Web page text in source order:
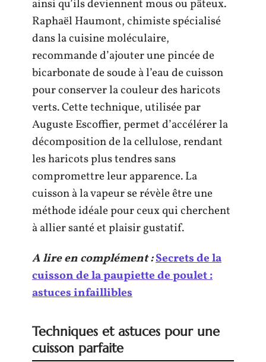
ainsi qu’ils deviennent mous ou pâteux.
Raphaël Haumont, chimiste spécialisé
dans la cuisine moléculaire,
recommande d’ajouter une pincée de
bicarbonate de soude à l’eau de cuisson
pour conserver la couleur des haricots
verts. Cette technique, utilisée par
Auguste Escoffier, permet d’accélérer la
décomposition de la cellulose, rendant
les haricots plus tendres sans
compromettre leur apparence. La
cuisson à la vapeur se révèle être une
méthode idéale pour ceux qui cherchent
à allier santé et plaisir gustatif.
A lire en complément :Secrets de la
cuisson de la paupiette de poulet :
astuces infaillibles
Techniques et astuces pour une
cuisson parfaite